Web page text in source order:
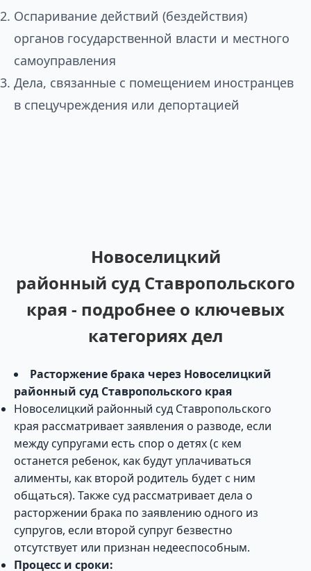
Оспаривание действий (бездействия)
органов государственной власти и местного
самоуправления
Дела, связанные с помещением иностранцев
в спецучреждения или депортацией
Новоселицкий
районный суд Ставропольского
края - подробнее о ключевых
категориях дел
Расторжение брака через Новоселицкий
районный суд Ставропольского края
Новоселицкий районный суд Ставропольского
края рассматривает заявления о разводе, если
между супругами есть спор о детях (с кем
останется ребенок, как будут уплачиваться
алименты, как второй родитель будет с ним
общаться). Также суд рассматривает дела о
расторжении брака по заявлению одного из
супругов, если второй супруг безвестно
отсутствует или признан недееспособным.
Процесс и сроки: